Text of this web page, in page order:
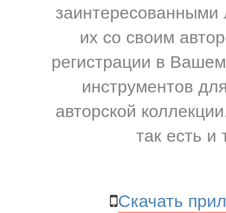
их со своим
регистрации в
инструментов
авторской
так есть и
Скачать